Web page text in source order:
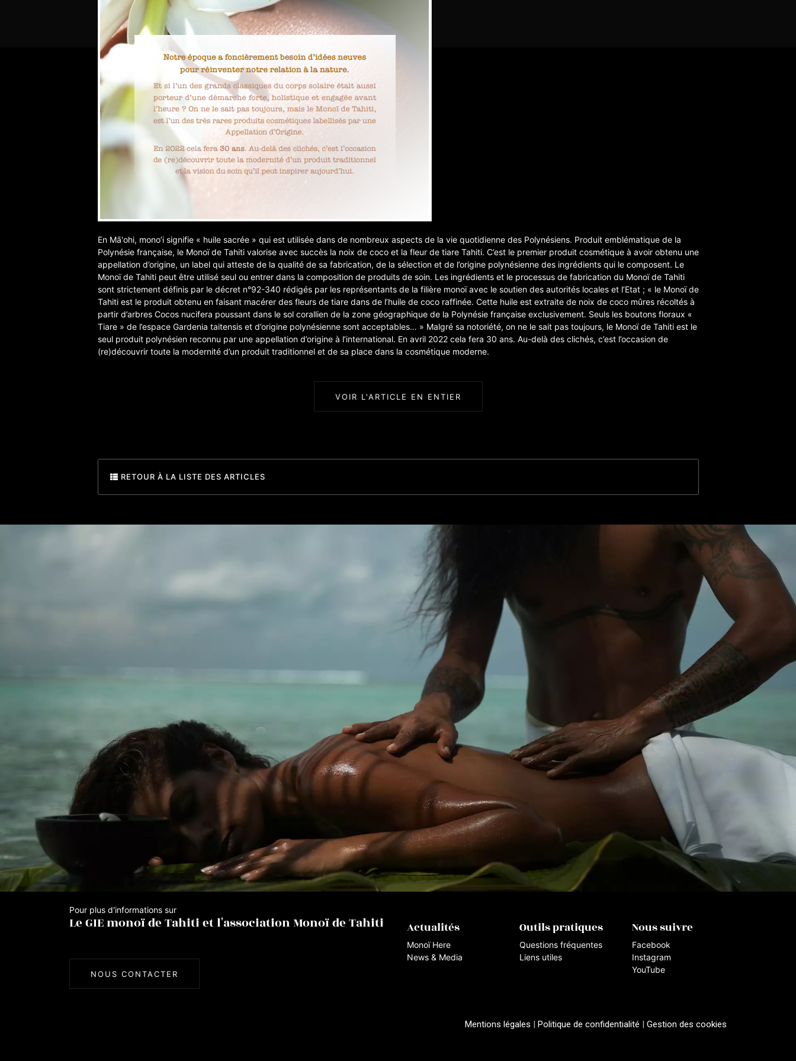
En Mā'ohi, mono’i signifie « huile sacrée » qui est utilisée dans de nombreux aspects de la vie quotidienne des Polynésiens. Produit emblématique de la
Polynésie française, le Monoï de Tahiti valorise avec succès la noix de coco et la fleur de tiare Tahiti. C’est le premier produit cosmétique à avoir obtenu une
appellation d’origine, un label qui atteste de la qualité de sa fabrication, de la sélection et de l’origine polynésienne des ingrédients qui le composent. Le
Monoï de Tahiti peut être utilisé seul ou entrer dans la composition de produits de soin. Les ingrédients et le processus de fabrication du Monoï de Tahiti
sont strictement définis par le décret n°92-340 rédigés par les représentants de la filière monoï avec le soutien des autorités locales et l’Etat ; « le Monoï de
Tahiti est le produit obtenu en faisant macérer des fleurs de tiare dans de l’huile de coco raffinée. Cette huile est extraite de noix de coco mûres récoltés à
partir d’arbres Cocos nucifera poussant dans le sol corallien de la zone géographique de la Polynésie française exclusivement. Seuls les boutons floraux «
Tiare » de l’espace Gardenia taitensis et d’origine polynésienne sont acceptables… » Malgré sa notoriété, on ne le sait pas toujours, le Monoï de Tahiti est le
seul produit polynésien reconnu par une appellation d’origine à l’international. En avril 2022 cela fera 30 ans. Au-delà des clichés, c’est l’occasion de
(re)découvrir toute la modernité d’un produit traditionnel et de sa place dans la cosmétique moderne.
VOIR L'ARTICLE EN ENTIER
RETOUR À LA LISTE DES ARTICLES
Pour plus d'informations sur
Le GIE monoï de Tahiti et l'association Monoï de Tahiti
NOUS CONTACTER
Actualités
Monoï Here
News & Media
Outils pratiques
Questions fréquentes
Liens utiles
Nous suivre
Facebook
Instagram
YouTube
Mentions légales Politique de confidentialité Gestion des cookies